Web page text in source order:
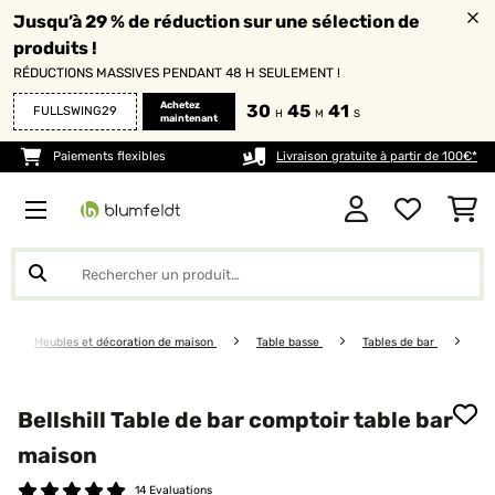
Jusqu’à 29 % de réduction sur une sélection de
produits !
RÉDUCTIONS MASSIVES PENDANT 48 H SEULEMENT !
FULLSWING29
Achetez
maintenant
30 H 45 M 39 S
Paiements flexibles Livraison gratuite à partir de 100€*
Meubles et décoration de maison Table basse Tables de bar
Bellshill Table de bar comptoir table bar
maison
14 Evaluations